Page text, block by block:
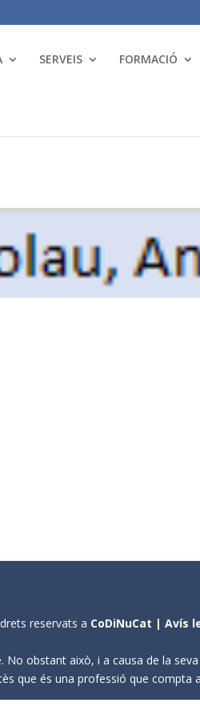
SERVEIS FORMACIÓ
reservats a CoDiNuCat |Avís
obstant això, i a causa de la
que és una professió que compta